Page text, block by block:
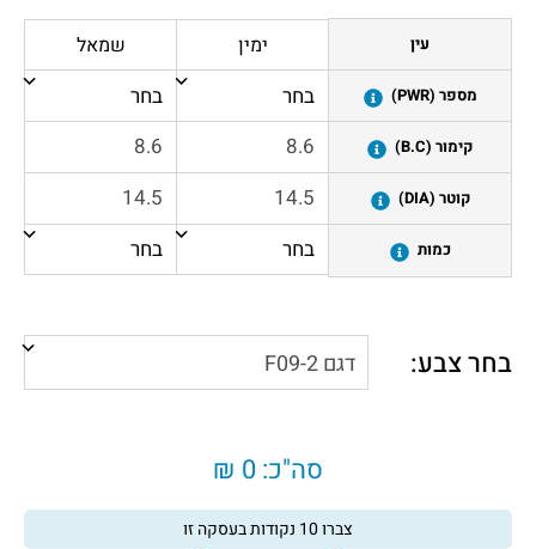
עין
מספר (PWR)
קימור (B.C)
קוטר (DIA)
כמות
ימין שמאל
בחר צבע:
סה"כ:0 ₪
צברו10 נקודות בעסקה זו